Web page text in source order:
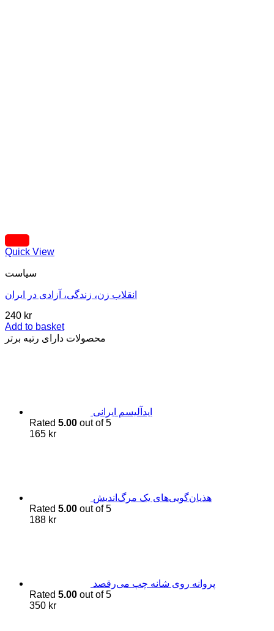
Quick View
سیاست
انقلاب زن، زندگی، آزادی در ایران
240 kr
Add to basket
محصولات دارای رتبه برتر
اید‌آلیسم ایرانی
Rated 5.00 out of 5
165 kr
هذیان‌گویی‌های یک مرگ‌اندیش
Rated 5.00 out of 5
188 kr
پروانه روی شانه چپ می‌رقصد
Rated 5.00 out of 5
350 kr